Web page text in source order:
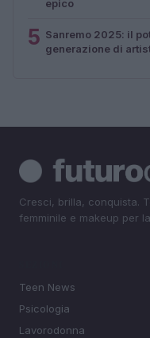
epico
5 Sanremo 2025: il
generazione di
Cresci, brilla, conquista.
femminile e makeup per
Teen News
Psicologia
Lavorodonna